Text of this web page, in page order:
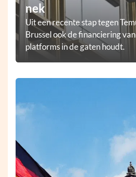
nek
Uit een recente stap tegen
Brussel ook de financiering
platforms in de gaten houdt.